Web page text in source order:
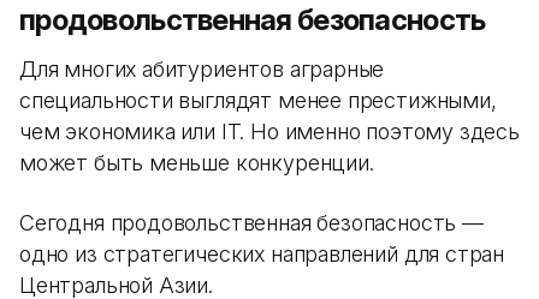
продовольственная безопасность
Для многих абитуриентов аграрные
специальности выглядят менее престижными,
чем экономика или IT. Но именно поэтому здесь
может быть меньше конкуренции.
Сегодня продовольственная безопасность —
одно из стратегических направлений для стран
Центральной Азии.